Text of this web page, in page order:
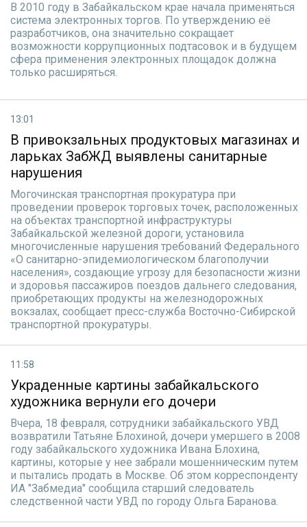
В 2010 году в Забайкальском крае начала применяться
система электронных торгов. По утверждению её
разработчиков, она значительно сокращает
возможности коррупционных подтасовок и в будущем
сфера применения электронных площадок должна
только расширяться.
13:01
В привокзальных продуктовых магазинах и
ларьках ЗабЖД выявлены санитарные
нарушения
Могочинская транспортная прокуратура при
проведении проверок торговых точек, расположенных
на объектах транспортной инфраструктуры
Забайкальской железной дороги, установила
многочисленные нарушения требований Федерального
«О санитарно-эпидемиологическом благополучии
населения», создающие угрозу для безопасности жизни
и здоровья пассажиров поездов дальнего следования,
приобретающих продукты на железнодорожных
вокзалах, сообщает пресс-служба Восточно-Сибирской
транспортной прокуратуры.
11:58
Украденные картины забайкальского
художника вернули его дочери
Вчера, 18 февраля, сотрудники забайкальского УВД
возвратили Татьяне Блохиной, дочери умершего в 2008
году забайкальского художника Ивана Блохина,
картины, которые у нее забрали мошенническим путем
и пытались продать в Москве. Об этом корреспонденту
ИА "Забмедиа" сообщила старший следователь
следственной части УВД по городу Ольга Баранова.